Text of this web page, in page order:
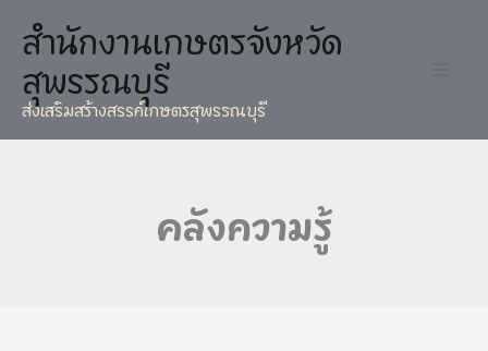
content
สำนักงานเกษตรจังหวัด
สุพรรณบุรี
ส่งเสริมสร้างสรรค์เกษตรสุพรรณบุรี
คลังความรู้